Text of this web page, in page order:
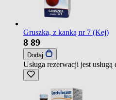
Gruszka, z kanką nr 7 (Kej)
8 89
Dodaj
Usługa rezerwacji jest usługą